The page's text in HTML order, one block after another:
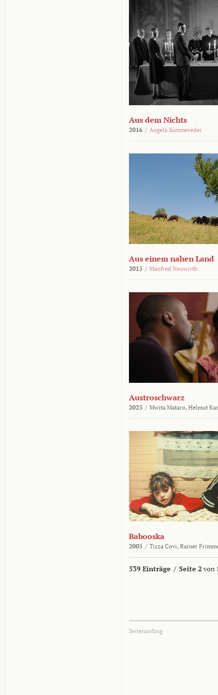
Aus dem Nichts
2016 / Angela Summereder
Aus einem nahen Land
2015 / Manfred Neuwirth
Austroschwarz
2025 / Mwita Mataro, Helmut
Babooska
2005 / Tizza Covi, Rainer
539 Einträge / Seite 2 von
Seitenanfang